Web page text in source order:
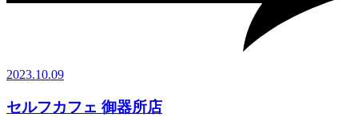
2023.10.09
セルフカフェ 御器所店